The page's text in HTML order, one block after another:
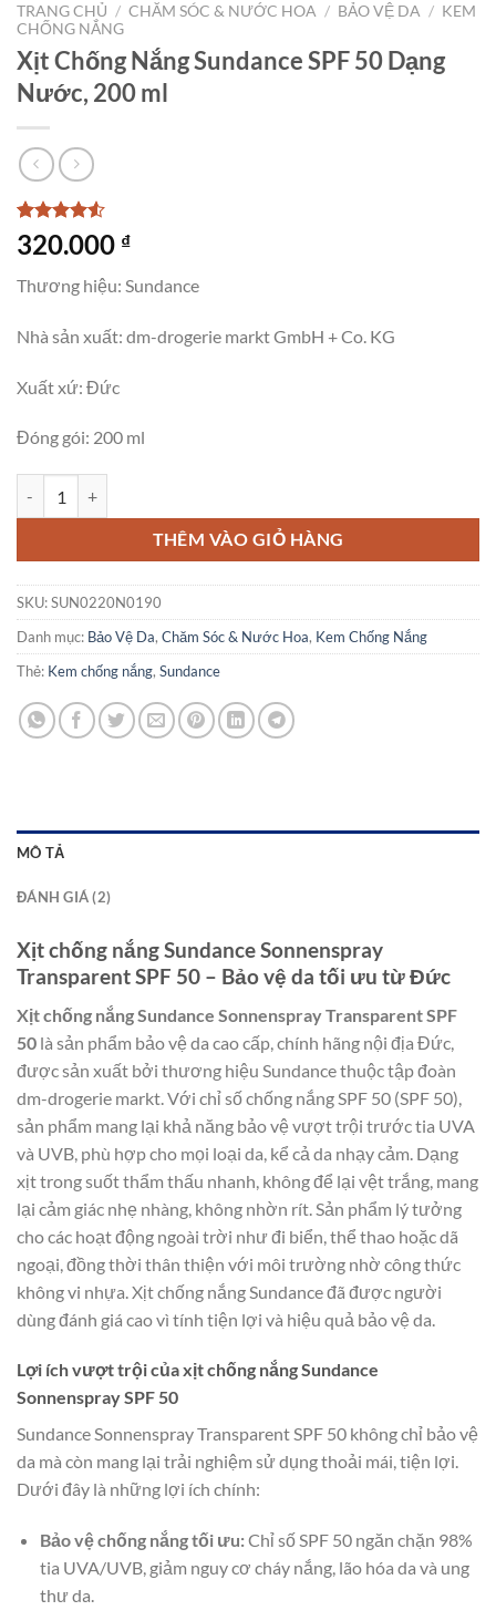
TRANG CHỦ / CHĂM SÓC & NƯỚC HOA / BẢO VỆ DA / KEM
CHỐNG NẮNG
Xịt Chống Nắng Sundance SPF 50 Dạng
Nước, 200 ml
4.5trên 5
dựa trên
2
320.000 ₫
Thương hiệu: Sundance
Nhà sản xuất: dm-drogerie markt GmbH + Co. KG
Xuất xứ: Đức
Đóng gói: 200 ml
THÊM VÀO GIỎ HÀNG
SKU:SUN0220N0190
Danh mục: Bảo Vệ Da, Chăm Sóc & Nước Hoa, Kem Chống Nắng
Thẻ: Kem chống nắng, Sundance
MÔ TẢ
ĐÁNH GIÁ (2)
Xịt chống nắng Sundance Sonnenspray
Transparent SPF 50 – Bảo vệ da tối ưu từ Đức
Xịt chống nắng Sundance Sonnenspray Transparent SPF
50 là sản phẩm bảo vệ da cao cấp, chính hãng nội địa Đức,
được sản xuất bởi thương hiệu Sundance thuộc tập đoàn
dm-drogerie markt. Với chỉ số chống nắng SPF 50 (SPF 50),
sản phẩm mang lại khả năng bảo vệ vượt trội trước tia UVA
và UVB, phù hợp cho mọi loại da, kể cả da nhạy cảm. Dạng
xịt trong suốt thẩm thấu nhanh, không để lại vệt trắng, mang
lại cảm giác nhẹ nhàng, không nhờn rít. Sản phẩm lý tưởng
cho các hoạt động ngoài trời như đi biển, thể thao hoặc dã
ngoại, đồng thời thân thiện với môi trường nhờ công thức
không vi nhựa. Xịt chống nắng Sundance đã được người
dùng đánh giá cao vì tính tiện lợi và hiệu quả bảo vệ da.
Lợi ích vượt trội của xịt chống nắng Sundance
Sonnenspray SPF 50
Sundance Sonnenspray Transparent SPF 50 không chỉ bảo vệ
da mà còn mang lại trải nghiệm sử dụng thoải mái, tiện lợi.
Dưới đây là những lợi ích chính:
Bảo vệ chống nắng tối ưu:Chỉ số SPF 50 ngăn chặn 98%
tia UVA/UVB, giảm nguy cơ cháy nắng, lão hóa da và ung
thư da.